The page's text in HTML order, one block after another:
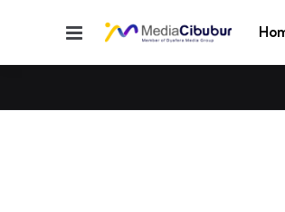
Menu